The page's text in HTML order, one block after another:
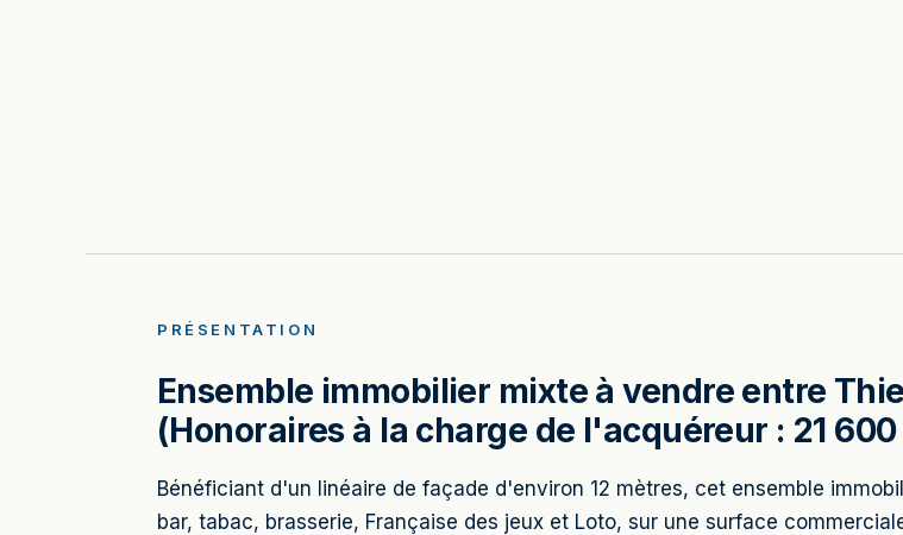
PRÉSENTATION
Ensemble immobilier mixte à vendre entre
(Honoraires à la charge de l'acquéreur : 21
Bénéficiant d'un linéaire de façade d'environ 12 mètres, cet ensemble
bar, tabac, brasserie, Française des jeux et Loto, sur une surface